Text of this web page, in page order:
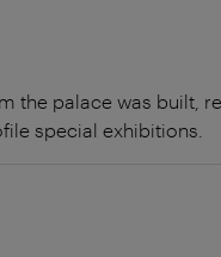
the palace was built,
special exhibitions.